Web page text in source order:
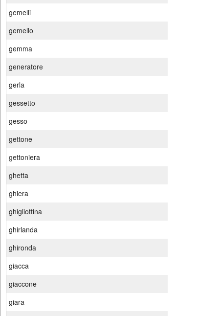
gemelli
gemello
gemma
generatore
gerla
gessetto
gesso
gettone
gettoniera
ghetta
ghiera
ghigliottina
ghirlanda
ghironda
giacca
giaccone
giara